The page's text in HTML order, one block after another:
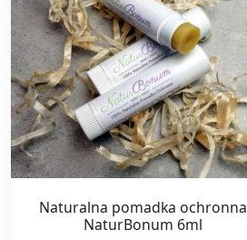
Naturalna pomadka ochronna
NaturBonum 6ml